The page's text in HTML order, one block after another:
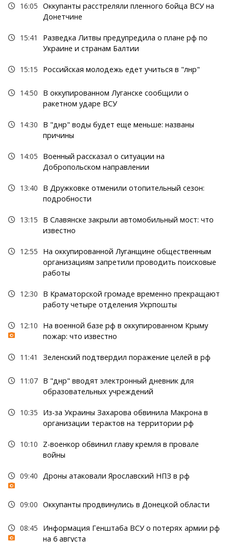
16:05 Оккупанты расстреляли пленного бойца ВСУ на
Донетчине
15:41
Разведка Литвы предупредила о плане рф по
Украине и странам Балтии
15:15 Российская молодежь едет учиться в "лнр"
14:50
В оккупированном Луганске сообщили о
ракетном ударе ВСУ
14:30
В "днр" воды будет еще меньше: названы
причины
14:05
Военный рассказал о ситуации на
Добропольском направлении
13:40
В Дружковке отменили отопительный сезон:
подробности
13:15
В Славянске закрыли автомобильный мост: что
известно
12:55
На оккупированной Луганщине общественным
организациям запретили проводить поисковые
работы
12:30
В Краматорской громаде временно прекращают
работу четыре отделения Укрпошты
12:10
На военной базе рф в оккупированном Крыму
пожар: что известно
11:41 Зеленский подтвердил поражение целей в рф
11:07 В "днр" вводят электронный дневник для
образовательных учреждений
10:35
Из-за Украины Захарова обвинила Макрона в
организации терактов на территории рф
10:10
Z-военкор обвинил главу кремля в провале
войны
09:40 Дроны атаковали Ярославский НПЗ в рф
09:00 Оккупанты продвинулись в Донецкой области
08:45
Информация Генштаба ВСУ о потерях армии рф
на 6 августа